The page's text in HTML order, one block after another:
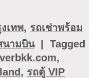
เทพ, รถเช่าพร้อม
นามบิน |
Tagged
,
, รถตู้ VIP